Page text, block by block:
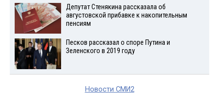
Депутат Стенякина рассказала об
августовской прибавке к накопительным
пенсиям
Песков рассказал о споре Путина и
Зеленского в 2019 году
Новости СМИ2